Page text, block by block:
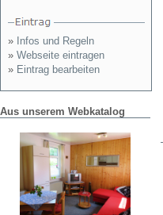
» Infos und Regeln
» Webseite eintragen
» Eintrag bearbeiten
Aus unserem Webkatalog